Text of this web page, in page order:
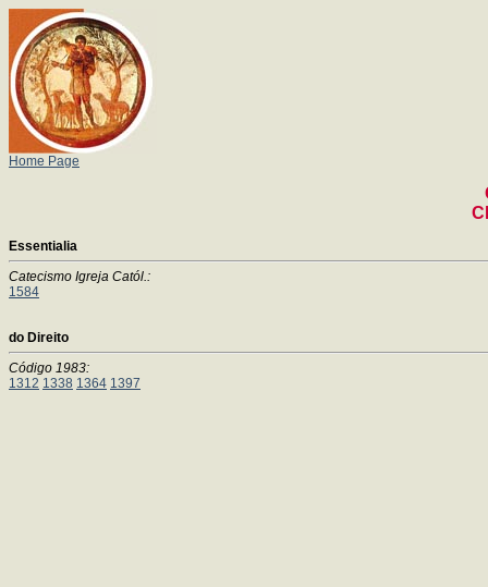
Home Page
Essentialia
Catecismo Igreja Catól.:
1584
do Direito
Código 1983:
1312 1338 1364 1397